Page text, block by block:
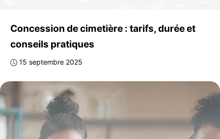
Concession de cimetière : tarifs, durée et
conseils pratiques
15 septembre 2025